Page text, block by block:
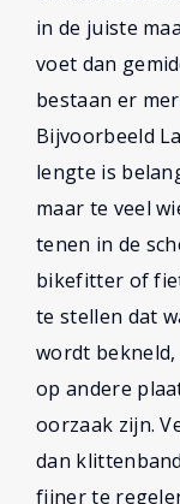
in de juiste
voet dan
bestaan er
Bijvoorbeeld
lengte is
maar te veel
tenen in de
bikefitter of
te stellen dat
wordt
op andere
oorzaak zijn.
dan
fijner te